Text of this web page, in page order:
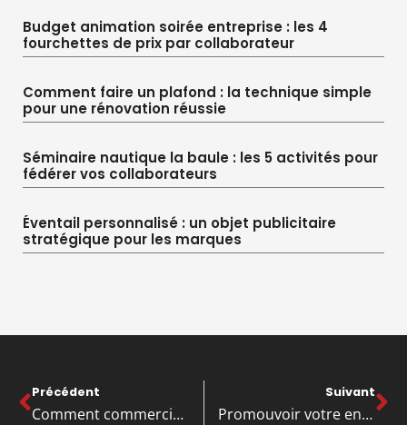
Budget animation soirée entreprise : les 4
fourchettes de prix par collaborateur
Comment faire un plafond : la technique simple
pour une rénovation réussie
Séminaire nautique la baule : les 5 activités pour
fédérer vos collaborateurs
Éventail personnalisé : un objet publicitaire
stratégique pour les marques
Précédent
Comment commercialiser votre entreprise pendant les fêtes de fin d’année ?
Suivant
Promouvoir votre entreprise en organisant un événement